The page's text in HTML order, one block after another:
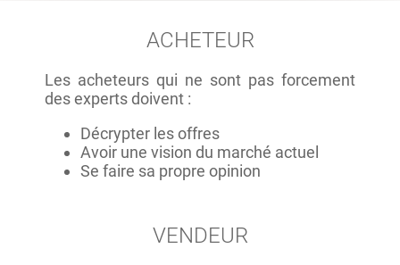
ACHETEUR
Les acheteurs qui ne sont pas forcement
des experts doivent :
Décrypter les offres
Avoir une vision du marché actuel
Se faire sa propre opinion
VENDEUR